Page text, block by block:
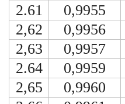
2.61
0,9955
2,62
0,9956
2,63
0,9957
2.64
0,9959
2,65
0,9960